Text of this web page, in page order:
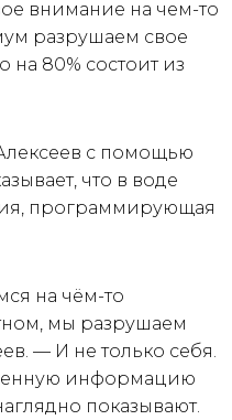
внимание на чем-то
разрушаем свое
на 80% состоит из
с помощью
что в воде
программирующая
на чём-то
мы разрушаем
— И не только себя.
информацию
показывают.